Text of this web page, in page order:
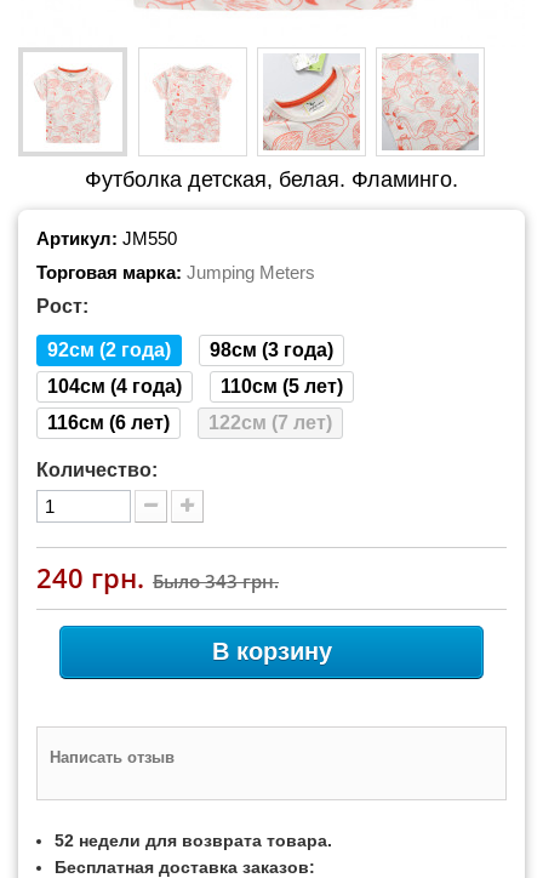
Футболка детская, белая. Фламинго.
Артикул: JM550
Торговая марка: Jumping Meters
Рост:
92см (2 года)
98см (3 года)
104см (4 года)
110см (5 лет)
116см (6 лет)
122см (7 лет)
Количество:
240 грн. Было343 грн.
В корзину
Написать отзыв
52 недели для возврата товара.
Бесплатная доставка заказов: